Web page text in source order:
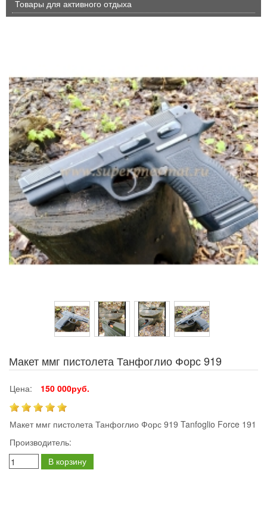
Товары для активного отдыха
Макет ммг пистолета Танфоглио Форс 919
Цена: 150 000руб.
Макет ммг пистолета Танфоглио Форс 919 Tanfoglio Force 191
Производитель:
В корзину